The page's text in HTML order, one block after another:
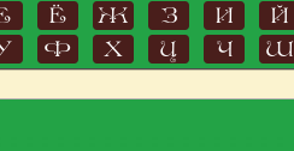
Ё Ж З И Й
Ф Х Ц Ч Ш